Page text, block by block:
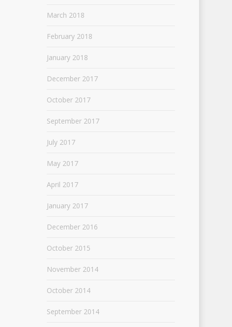
March 2018
February 2018
January 2018
December 2017
October 2017
September 2017
July 2017
May 2017
April 2017
January 2017
December 2016
October 2015
November 2014
October 2014
September 2014